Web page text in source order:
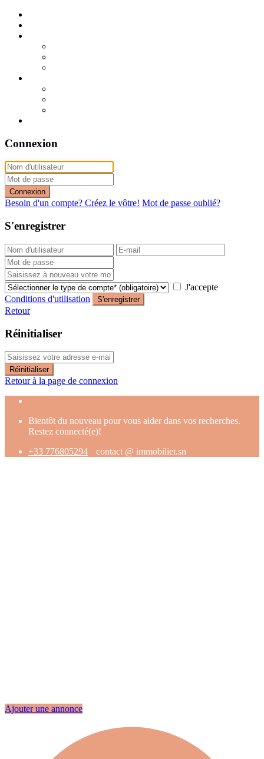
Connexion
Connexion
Besoin d'un compte? Créez le vôtre! Mot de passe oublié?
S'enregistrer
J'accepte
Conditions d'utilisation
S'enregistrer
Retour
Réinitialiser
Réinitialiser
Retour à la page de connexion
Bientôt du nouveau pour vous aider dans vos recherches.
Restez connecté(e)!
+33 776805294
contact @ immobilier.sn
Ajouter une annonce